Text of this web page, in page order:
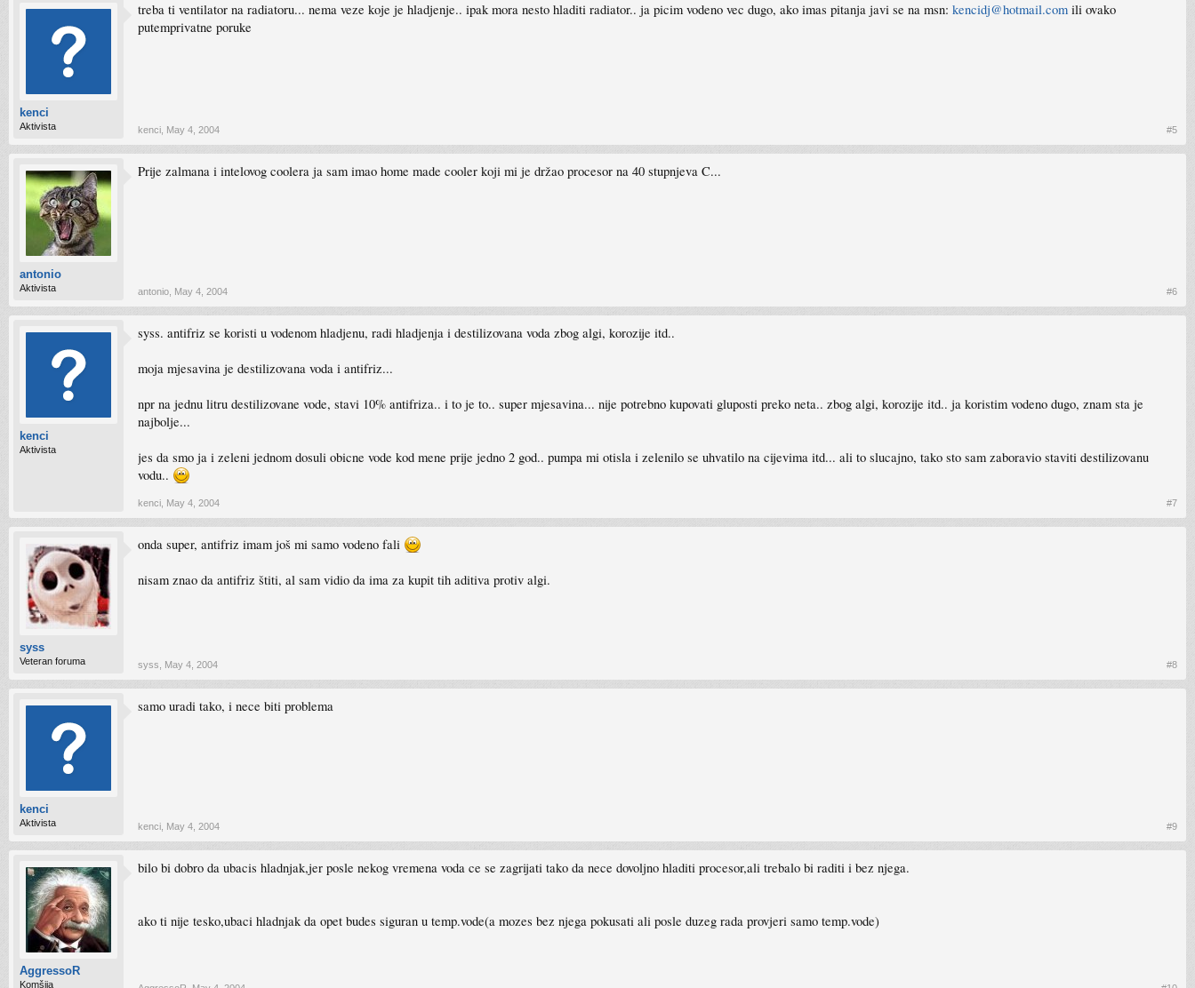
kenci
Aktivista
treba ti ventilator na radiatoru... nema veze koje je hladjenje.. ipak mora nesto hladiti radiator.. ja picim vodeno vec dugo, ako imas pitanja javi se na msn: kencidj@hotmail.com ili ovako
putemprivatne poruke
kenci May 4, 2004 #5
antonio
Aktivista
Prije zalmana i intelovog coolera ja sam imao home made cooler koji mi je držao procesor na 40 stupnjeva C...
antonio May 4, 2004 #6
kenci
Aktivista
syss. antifriz se koristi u vodenom hladjenu, radi hladjenja i destilizovana voda zbog algi, korozije itd..
moja mjesavina je destilizovana voda i antifriz...
npr na jednu litru destilizovane vode, stavi 10% antifriza.. i to je to.. super mjesavina... nije potrebno kupovati gluposti preko neta.. zbog algi, korozije itd.. ja koristim vodeno dugo, znam sta je
najbolje...
jes da smo ja i zeleni jednom dosuli obicne vode kod mene prije jedno 2 god.. pumpa mi otisla i zelenilo se uhvatilo na cijevima itd... ali to slucajno, tako sto sam zaboravio staviti destilizovanu
vodu..
kenci May 4, 2004 #7
syss
Veteran foruma
onda super, antifriz imam još mi samo vodeno fali
nisam znao da antifriz štiti, al sam vidio da ima za kupit tih aditiva protiv algi.
syss May 4, 2004 #8
kenci
Aktivista
samo uradi tako, i nece biti problema
kenci May 4, 2004 #9
AggressoR
Komšija
bilo bi dobro da ubacis hladnjak,jer posle nekog vremena voda ce se zagrijati tako da nece dovoljno hladiti procesor,ali trebalo bi raditi i bez njega.
ako ti nije tesko,ubaci hladnjak da opet budes siguran u temp.vode(a mozes bez njega pokusati ali posle duzeg rada provjeri samo temp.vode)